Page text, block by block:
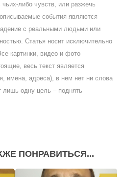
либо чувств, или разжечь
события являются
с реальными людьми или
Статья носит исключительно
картинки, видео и фото
весь текст является
имена, адреса), в нем нет ни слова
лишь одну цель – поднять
ПОНРАВИТЬСЯ...